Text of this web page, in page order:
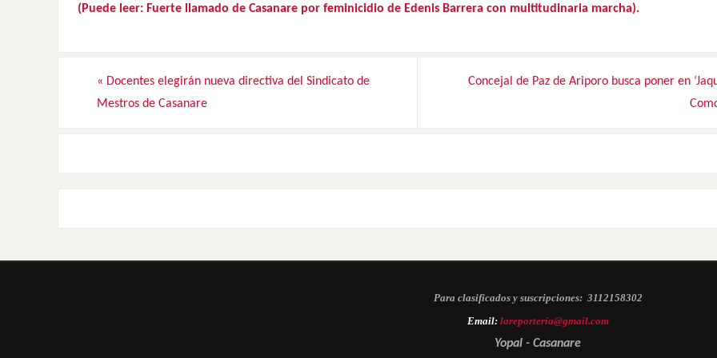
(Puede leer: Fuerte llamado de Casanare por feminicidio de Edenis Barrera con multitudinaria marcha).
« Docentes elegirán nueva directiva del Sindicato de
Mestros de Casanare
Concejal de Paz de Ariporo busca poner en
Para clasificados y suscripciones: 3112158302
Email: lareporteria@gmail.com
Yopal - Casanare